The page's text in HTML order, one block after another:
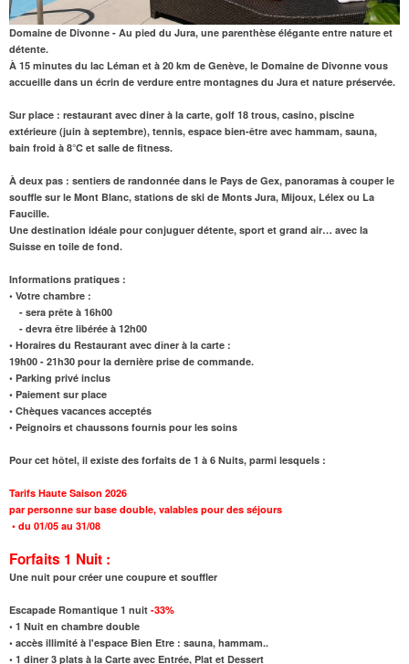
Domaine de Divonne - Au pied du Jura, une parenthèse élégante entre nature et
détente.
À 15 minutes du lac Léman et à 20 km de Genève, le Domaine de Divonne vous
accueille dans un écrin de verdure entre montagnes du Jura et nature préservée.
Sur place : restaurant avec diner à la carte, golf 18 trous, casino, piscine
extérieure (juin à septembre), tennis, espace bien-être avec hammam, sauna,
bain froid à 8°C et salle de fitness.
À deux pas : sentiers de randonnée dans le Pays de Gex, panoramas à couper le
souffle sur le Mont Blanc, stations de ski de Monts Jura, Mijoux, Lélex ou La
Faucille.
Une destination idéale pour conjuguer détente, sport et grand air… avec la
Suisse en toile de fond.
Informations pratiques :
• Votre chambre :
- sera prête à 16h00
- devra être libérée à 12h00
• Horaires du Restaurant avec dîner à la carte :
19h00 - 21h30 pour la dernière prise de commande.
• Parking privé inclus
• Paiement sur place
• Chèques vacances acceptés
• Peignoirs et chaussons fournis pour les soins
Pour cet hôtel, il existe des forfaits de 1 à 6 Nuits, parmi lesquels :
Tarifs Haute Saison 2026
par personne sur base double, valables pour des séjours
• du 01/05 au 31/08
Forfaits 1 Nuit :
Une nuit pour créer une coupure et souffler
Escapade Romantique 1 nuit -33%
• 1 Nuit en chambre double
• accès illimité à l'espace Bien Etre : sauna, hammam..
• 1 diner 3 plats à la Carte avec Entrée, Plat et Dessert